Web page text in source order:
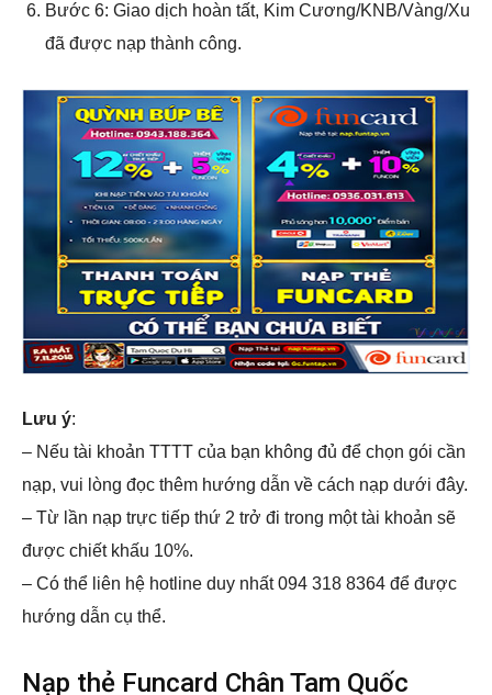
Bước 6: Giao dịch hoàn tất, Kim Cương/KNB/Vàng/Xu
đã được nạp thành công.
Lưu ý:
– Nếu tài khoản TTTT của bạn không đủ để chọn gói cần
nạp, vui lòng đọc thêm hướng dẫn về cách nạp dưới đây.
– Từ lần nạp trực tiếp thứ 2 trở đi trong một tài khoản sẽ
được chiết khấu 10%.
– Có thể liên hệ hotline duy nhất 094 318 8364 để được
hướng dẫn cụ thể.
Nạp thẻ Funcard Chân Tam Quốc